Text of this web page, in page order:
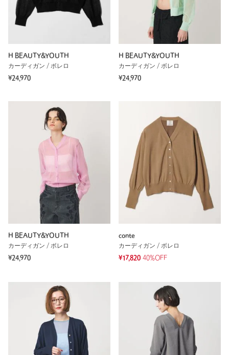
H BEAUTY&YOUTH
カーディガン / ボレロ
¥24,970
H BEAUTY&YOUTH
カーディガン / ボレロ
¥24,970
H BEAUTY&YOUTH
カーディガン / ボレロ
¥24,970
conte
カーディガン / ボレロ
¥17,820 40%OFF